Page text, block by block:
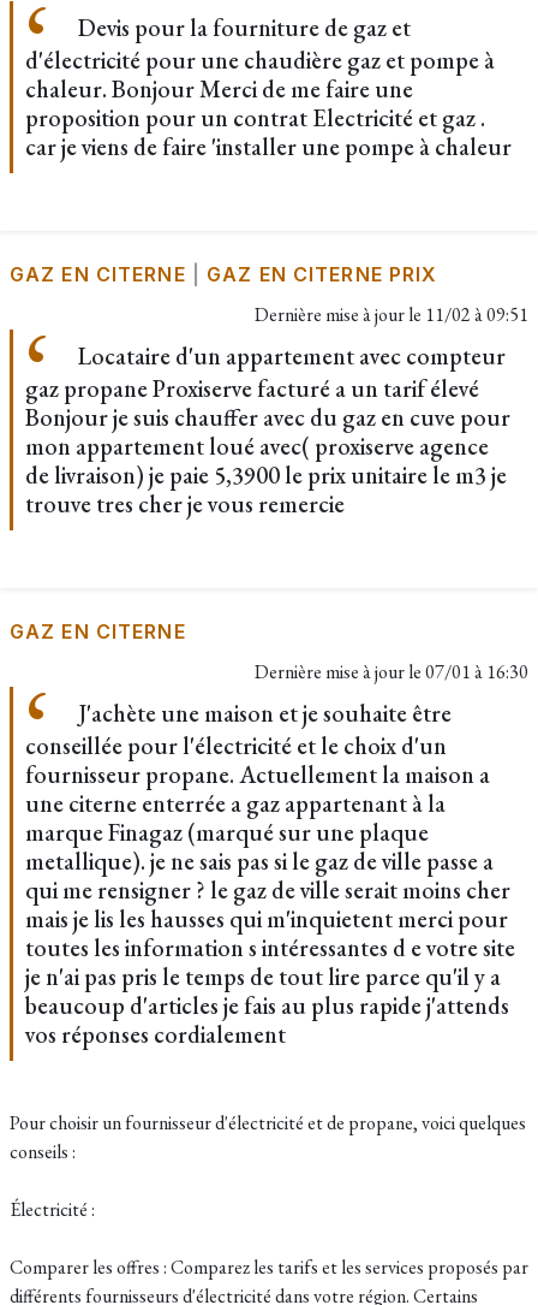
Devis pour la fourniture de gaz et
d'électricité pour une chaudière gaz et pompe à
chaleur. Bonjour Merci de me faire une
proposition pour un contrat Electricité et gaz .
car je viens de faire 'installer une pompe à chaleur
GAZ EN CITERNE GAZ EN CITERNE PRIX
Dernière mise à jour le 11/02 à 09:51
Locataire d'un appartement avec compteur
gaz propane Proxiserve facturé a un tarif élevé
Bonjour je suis chauffer avec du gaz en cuve pour
mon appartement loué avec( proxiserve agence
de livraison) je paie 5,3900 le prix unitaire le m3 je
trouve tres cher je vous remercie
GAZ EN CITERNE
Dernière mise à jour le07/01 à 16:30
J'achète une maison et je souhaite être
conseillée pour l'électricité et le choix d'un
fournisseur propane. Actuellement la maison a
une citerne enterrée a gaz appartenant à la
marque Finagaz (marqué sur une plaque
metallique). je ne sais pas si le gaz de ville passe a
qui me rensigner ? le gaz de ville serait moins cher
mais je lis les hausses qui m'inquietent merci pour
toutes les information s intéressantes d e votre site
je n'ai pas pris le temps de tout lire parce qu'il y a
beaucoup d'articles je fais au plus rapide j'attends
vos réponses cordialement
Pour choisir un fournisseur d'électricité et de propane, voici quelques
conseils :
Électricité :
Comparer les offres : Comparez les tarifs et les services proposés par
différents fournisseurs d'électricité dans votre région. Certains